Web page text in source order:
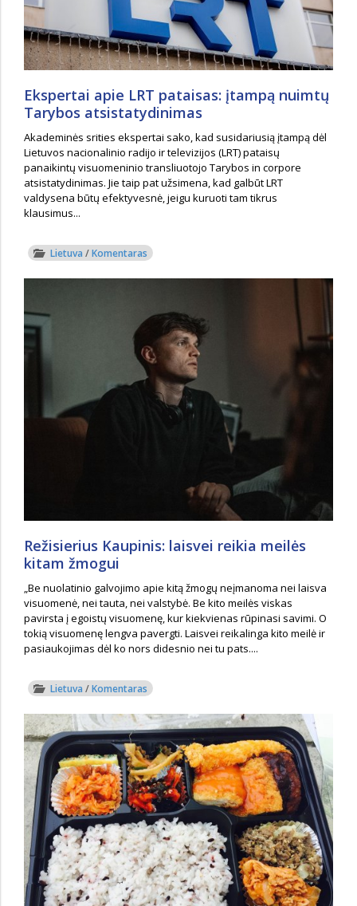
Ekspertai apie LRT pataisas: įtampą nuimtų
Tarybos atsistatydinimas
Akademinės srities ekspertai sako, kad susidariusią įtampą dėl
Lietuvos nacionalinio radijo ir televizijos (LRT) pataisų
panaikintų visuomeninio transliuotojo Tarybos in corpore
atsistatydinimas. Jie taip pat užsimena, kad galbūt LRT
valdysena būtų efektyvesnė, jeigu kuruoti tam tikrus
klausimus...
Lietuva /Komentaras
Režisierius Kaupinis: laisvei reikia meilės
kitam žmogui
„Be nuolatinio galvojimo apie kitą žmogų neįmanoma nei laisva
visuomenė, nei tauta, nei valstybė. Be kito meilės viskas
pavirsta į egoistų visuomenę, kur kiekvienas rūpinasi savimi. O
tokią visuomenę lengva pavergti. Laisvei reikalinga kito meilė ir
pasiaukojimas dėl ko nors didesnio nei tu pats....
Lietuva /Komentaras